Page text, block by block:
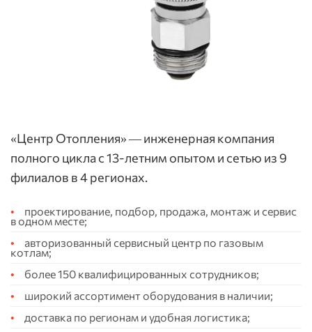
«Центр Отопления» — инженерная компания
полного цикла с 13-летним опытом и сетью из 9
филиалов в 4 регионах.
проектирование, подбор, продажа, монтаж и сервис
в одном месте;
авторизованный сервисный центр по газовым
котлам;
более 150 квалифицированных сотрудников;
широкий ассортимент оборудования в наличии;
доставка по регионам и удобная логистика;